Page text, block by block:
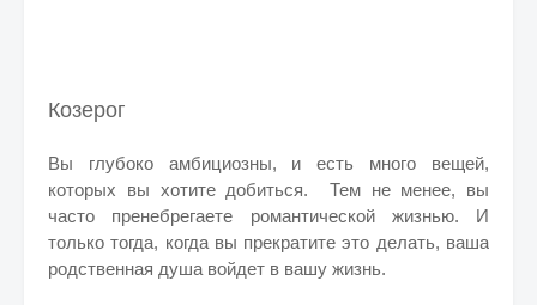
Козерог
Вы глубоко амбициозны, и есть много вещей,
которых вы хотите добиться. Тем не менее, вы
часто пренебрегаете романтической жизнью. И
только тогда, когда вы прекратите это делать, ваша
родственная душа войдет в вашу жизнь.